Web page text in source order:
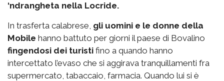
‘ndrangheta nella Locride.
In trasferta calabrese, gli uomini e le donne della
Mobile hanno battuto per giorni il paese di Bovalino
fingendosi dei turisti fino a quando hanno
intercettato l’evaso che si aggirava tranquillamenti fra
supermercato, tabaccaio, farmacia. Quando lui si è